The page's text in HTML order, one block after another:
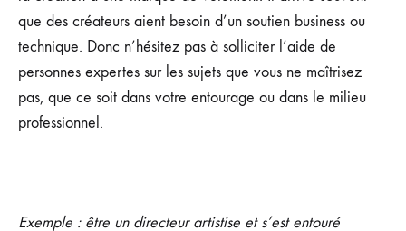
que des créateurs aient besoin d’un soutien business ou
technique. Donc n’hésitez pas à solliciter l’aide de
personnes expertes sur les sujets que vous ne maîtrisez
pas, que ce soit dans votre entourage ou dans le milieu
professionnel.
Exemple : être un directeur artistise et s’est entouré